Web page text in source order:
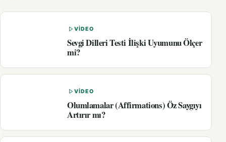
VIDEO
Sevgi Dilleri Testi İlişki Uyumunu Ölçer
mi?
VIDEO
Olumlamalar (Affirmations) Öz Saygıyı
Artırır mı?